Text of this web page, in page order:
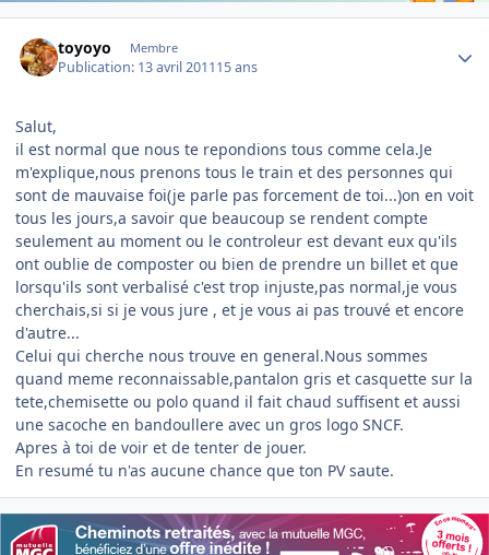
toyoyo Membre
Publication: 13 avril 201115 ans
Salut,
il est normal que nous te repondions tous comme cela.Je
m'explique,nous prenons tous le train et des personnes qui
sont de mauvaise foi(je parle pas forcement de toi...)on en voit
tous les jours,a savoir que beaucoup se rendent compte
seulement au moment ou le controleur est devant eux qu'ils
ont oublie de composter ou bien de prendre un billet et que
lorsqu'ils sont verbalisé c'est trop injuste,pas normal,je vous
cherchais,si si je vous jure , et je vous ai pas trouvé et encore
d'autre...
Celui qui cherche nous trouve en general.Nous sommes
quand meme reconnaissable,pantalon gris et casquette sur la
tete,chemisette ou polo quand il fait chaud suffisent et aussi
une sacoche en bandoullere avec un gros logo SNCF.
Apres à toi de voir et de tenter de jouer.
En resumé tu n'as aucune chance que ton PV saute.